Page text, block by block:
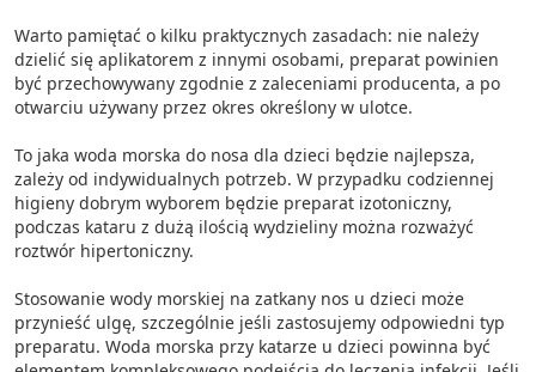
Warto pamiętać o kilku praktycznych zasadach: nie należy
dzielić się aplikatorem z innymi osobami, preparat powinien
być przechowywany zgodnie z zaleceniami producenta, a po
otwarciu używany przez okres określony w ulotce.
To jaka woda morska do nosa dla dzieci będzie najlepsza,
zależy od indywidualnych potrzeb. W przypadku codziennej
higieny dobrym wyborem będzie preparat izotoniczny,
podczas kataru z dużą ilością wydzieliny można rozważyć
roztwór hipertoniczny.
Stosowanie wody morskiej na zatkany nos u dzieci może
przynieść ulgę, szczególnie jeśli zastosujemy odpowiedni typ
preparatu. Woda morska przy katarze u dzieci powinna być